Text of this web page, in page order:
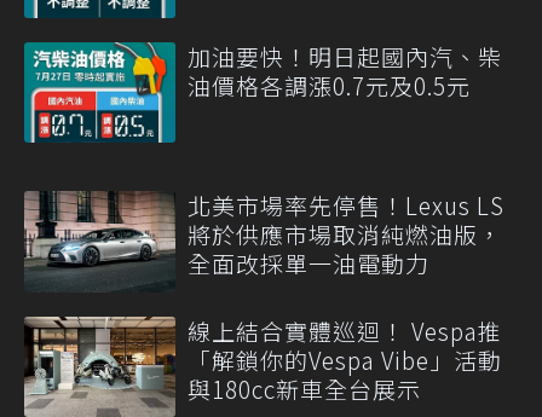
加油要快！明日起國內汽、柴
油價格各調漲0.7元及0.5元
北美市場率先停售！Lexus LS
將於供應市場取消純燃油版，
全面改採單一油電動力
線上結合實體巡迴！ Vespa推
「解鎖你的Vespa Vibe」活動
與180cc新車全台展示